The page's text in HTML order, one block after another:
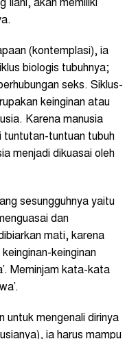
Ilahi, akan memiliki
(kontemplasi), ia
biologis tubuhnya;
seks. Siklus-
keinginan atau
Karena manusia
tuntutan-tuntuan tubuh
menjadi dikuasai oleh
sesungguhnya yaitu
dan
mati, karena
keinginan
Meminjam kata-kata
untuk mengenali dirinya
ia harus mampu